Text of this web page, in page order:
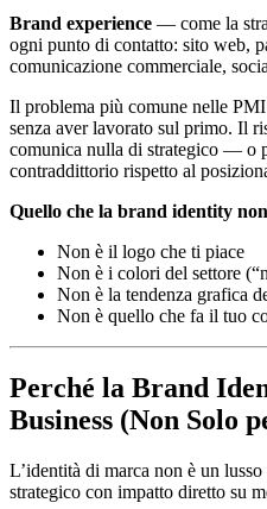
Brand experience — come la
ogni punto di contatto: sito web,
comunicazione commerciale,
Il problema più comune nelle
senza aver lavorato sul primo. Il
comunica nulla di strategico — o
contraddittorio rispetto al
Quello che la brand identity
Non è il logo che ti piace
Non è i colori del settore
Non è la tendenza grafica
Non è quello che fa il tuo
Perché la Brand
Business (Non Solo
L’identità di marca non è un
strategico con impatto diretto su